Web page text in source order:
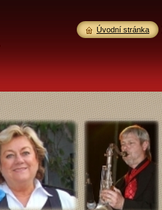
Úvodní stránka